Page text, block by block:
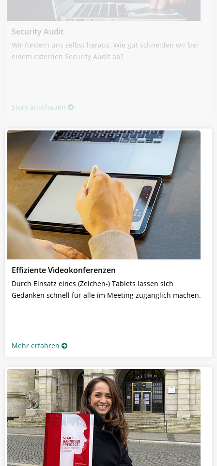
Security Audit
Wir fordern uns selbst heraus. Wie gut schneiden wir bei
einem externen Security Audit ab?
Story anschauen
Effiziente Videokonferenzen
Durch Einsatz eines (Zeichen-) Tablets lassen sich
Gedanken schnell für alle im Meeting zugänglich machen.
Mehr erfahren